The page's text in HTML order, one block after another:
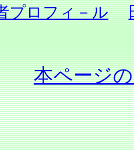
プロフィ－ル
本ページ